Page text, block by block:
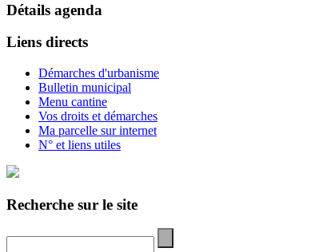
Détails agenda
Liens directs
Démarches d'urbanisme
Bulletin municipal
Menu cantine
Vos droits et démarches
Ma parcelle sur internet
N° et liens utiles
Recherche sur le site